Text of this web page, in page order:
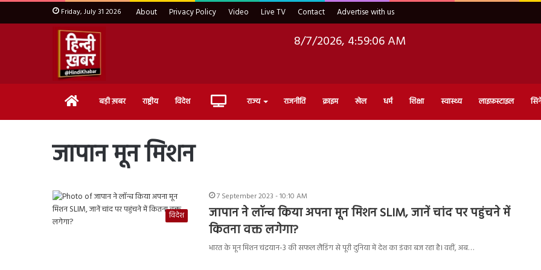
Friday, July 31 2026 About Privacy Policy Video Live TV Contact Advertise with us
8/7/2026, 4:59:07 AM
Home बड़ी ख़बर राष्ट्रीय विदेश Live राज्य राजनीति क्राइम खेल धर्म शिक्षा स्वास्थ्य लाइफ़स्टाइल
जापान मून मिशन
विदेश
7 September 2023 - 10:10 AM
जापान ने लॉन्च किया अपना मून मिशन SLIM, जानें चांद पर पहुंचने में
कितना वक्त लगेगा?
भारत के मून मिशन चंद्रयान-3 की सफल लैंडिंग से पूरी दुनिया में देश का डंका बज रहा है। वहीं, अब…